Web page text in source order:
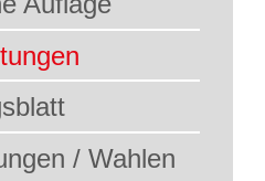
/ Wahlen